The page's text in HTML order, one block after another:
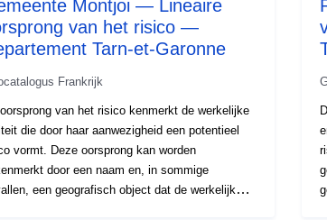
Montjoi — Lineaire
van het risico —
Tarn-et-Garonne
Frankrijk
van het risico kenmerkt de werkelijke
die door haar aanwezigheid een potentieel
vormt. Deze oorsprong kan worden
door een naam en, in sommige
een geografisch object dat de werkelijke